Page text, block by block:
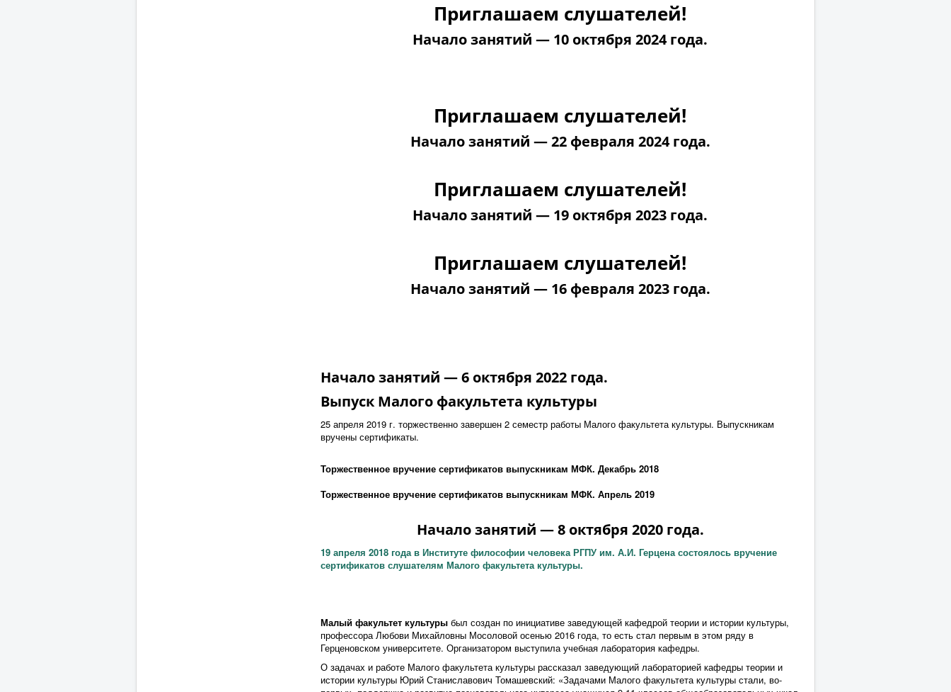
Приглашаем слушателей!
Начало занятий — 10 октября 2024 года.
Приглашаем слушателей!
Начало занятий — 22 февраля 2024 года.
Приглашаем слушателей!
Начало занятий — 19 октября 2023 года.
Приглашаем слушателей!
Начало занятий — 16 февраля 2023 года.
Начало занятий — 6 октября 2022 года.
Выпуск Малого факультета культуры
25 апреля 2019 г. торжественно завершен 2 семестр работы Малого факультета культуры. Выпускникам
вручены сертификаты.
Торжественное вручение сертификатов выпускникам МФК. Декабрь 2018
Торжественное вручение сертификатов выпускникам МФК. Апрель 2019
Начало занятий — 8 октября 2020 года.
19 апреля 2018 года в Институте философии человека РГПУ им. А.И. Герцена состоялось вручение
сертификатов слушателям Малого факультета культуры.
Малый факультет культурыбыл создан по инициативе заведующей кафедрой теории и истории культуры,
профессора Любови Михайловны Мосоловой осенью 2016 года, то есть стал первым в этом ряду в
Герценовском университете. Организатором выступила учебная лаборатория кафедры.
О задачах и работе Малого факультета культуры рассказал заведующий лабораторией кафедры теории и
истории культуры Юрий Станиславович Томашевский: «Задачами Малого факультета культуры стали, во-